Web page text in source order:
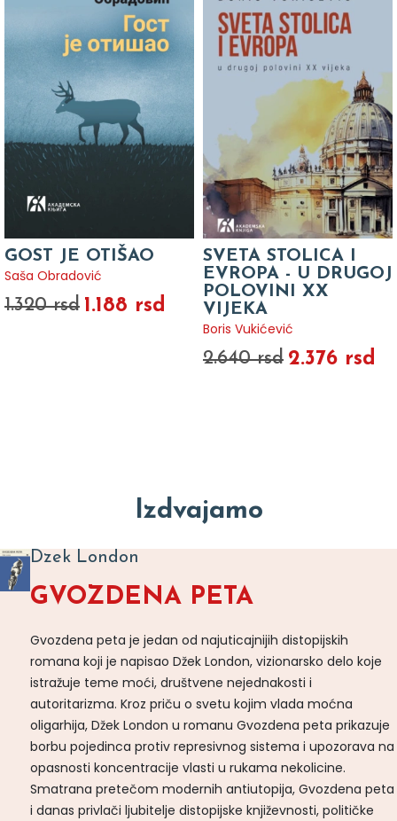
GOST JE OTIŠAO
Saša Obradović
1.320 rsd 1.188 rsd
SVETA STOLICA I
EVROPA - U DRUGOJ
POLOVINI XX
VIJEKA
Boris Vukićević
2.640 rsd 2.376 rsd
Izdvajamo
Dzek London
GVOZDENA PETA
Gvozdena peta je jedan od najuticajnijih distopijskih
romana koji je napisao Džek London, vizionarsko delo koje
istražuje teme moći, društvene nejednakosti i
autoritarizma. Kroz priču o svetu kojim vlada moćna
oligarhija, Džek London u romanu Gvozdena peta prikazuje
borbu pojedinca protiv represivnog sistema i upozorava na
opasnosti koncentracije vlasti u rukama nekolicine.
Smatrana pretečom modernih antiutopija, Gvozdena peta
i danas privlači ljubitelje distopijske književnosti, političke